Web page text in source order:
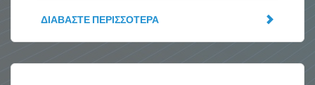
ΔΙΑΒΆΣΤΕ ΠΕΡΙΣΣΌΤΕΡΑ